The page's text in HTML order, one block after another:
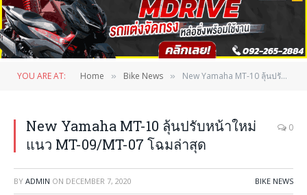
YOU ARE AT: Home » Bike News » New Yamaha MT-10 ลุ้นปรับหน้าใหม่แนว MT-09/MT-07 โฉมล่าสุด
New Yamaha MT-10 ลุ้นปรับหน้าใหม่
แนว MT-09/MT-07 โฉมล่าสุด
0
BY ADMIN ON DECEMBER 7, 2020 BIKE NEWS